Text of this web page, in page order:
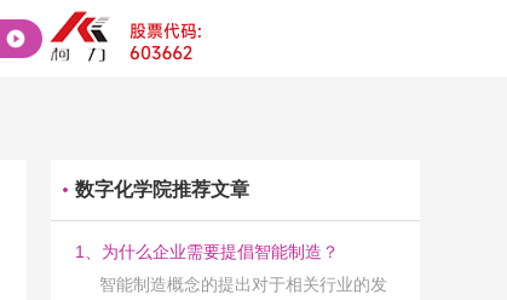
数字化学院推荐文章
1、为什么企业需要提倡智能制造？
智能制造概念的提出对于相关行业的发